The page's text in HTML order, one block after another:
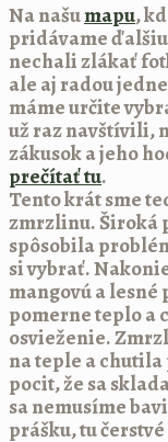
Na našumapu,
pridávame ďalšiu
nechali zlákať
ale aj radou
máme určite
už raz navštívili,
zákusok a jeho
prečítať tu.
Tento krát sme
zmrzlinu. Široká
spôsobila
si vybrať.
mangovú a lesné
pomerne teplo a
osvieženie.
na teple a
pocit, že sa
sa nemusíme
prášku, tu